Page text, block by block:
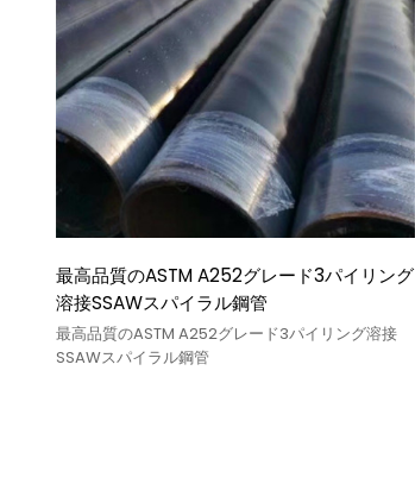
最高品質のASTM A252グレード3パイリング
溶接SSAWスパイラル鋼管
最高品質のASTM A252グレード3パイリング溶接
SSAWスパイラル鋼管